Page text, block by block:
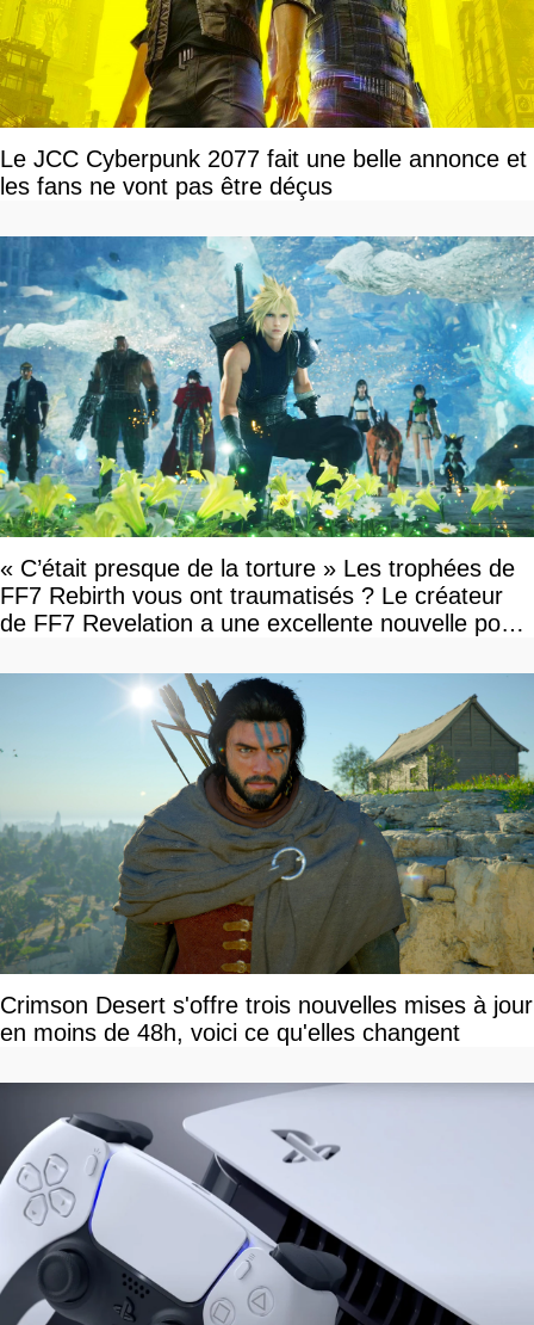
Le JCC Cyberpunk 2077 fait une belle annonce et
les fans ne vont pas être déçus
« C’était presque de la torture » Les trophées de
FF7 Rebirth vous ont traumatisés ? Le créateur
de FF7 Revelation a une excellente nouvelle pour
Crimson Desert s'offre trois nouvelles mises à jour
en moins de 48h, voici ce qu'elles changent